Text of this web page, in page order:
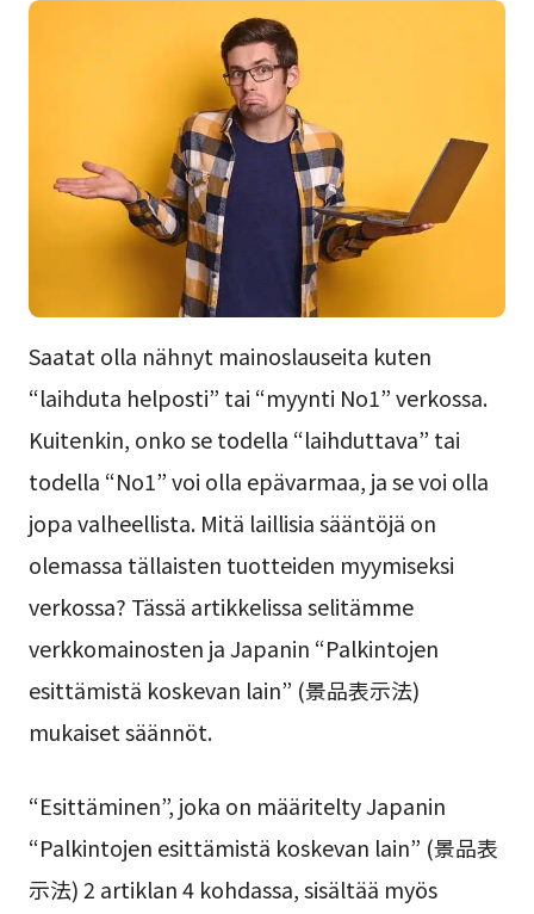
Saatat olla nähnyt mainoslauseita kuten
“laihduta helposti” tai “myynti No1” verkossa.
Kuitenkin, onko se todella “laihduttava” tai
todella “No1” voi olla epävarmaa, ja se voi olla
jopa valheellista. Mitä laillisia sääntöjä on
olemassa tällaisten tuotteiden myymiseksi
verkossa? Tässä artikkelissa selitämme
verkkomainosten ja Japanin “Palkintojen
esittämistä koskevan lain” (景品表示法)
mukaiset säännöt.
“Esittäminen”, joka on määritelty Japanin
“Palkintojen esittämistä koskevan lain” (景品表
示法) 2 artiklan 4 kohdassa, sisältää myös